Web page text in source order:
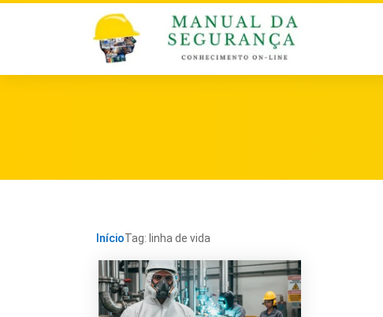
InícioTag: linha de vida